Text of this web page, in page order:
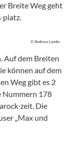
Breite Weg geht
© Andreas Lander
Auf dem Breiten
können auf dem
Weg gibt es 2
Nummern 178
Die
„Max und